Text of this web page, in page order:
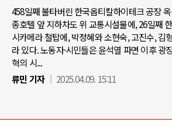
458일째 불타버린 한국옵티칼하이테크 공장
종호텔 앞 지하차도 위 교통시설물에, 26일째
시카메라 철탑에, 박정혜와 소현숙, 고진수, 김
라 있다. 노동자·시민들은 윤석열 파면 이후 광
혁의 시...
류민 기자
2025.04.09. 15:11